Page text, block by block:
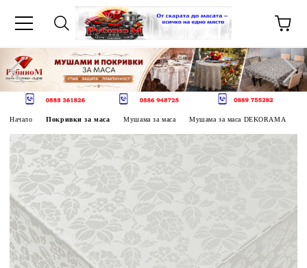
Начало Покривки за маса Мушама за маса Мушама за маса DEKORAMA